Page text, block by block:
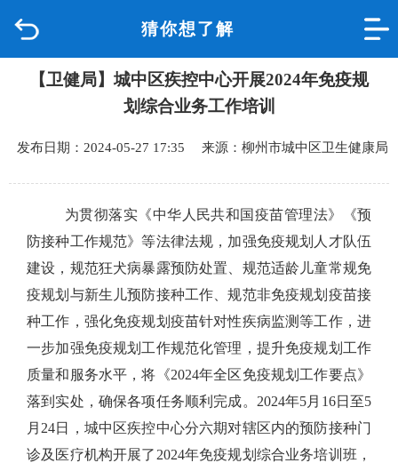
猜你想了解
品质城中
政府信息公开
互动回应
数据专题
【卫健局】城中区疾控中心开展2024年免疫规
划综合业务工作培训
发布日期：2024-05-27 17:35 来源：柳州市城中区卫生健康局
为贯彻落实《中华人民共和国疫苗管理法》《预
防接种工作规范》等法律法规，加强免疫规划人才队伍
建设，规范狂犬病暴露预防处置、规范适龄儿童常规免
疫规划与新生儿预防接种工作、规范非免疫规划疫苗接
种工作， 强化免疫规划疫苗针对性疾病监测等工作，进
一步加强免疫规划工作规范化管理，提升免疫规划工作
质量和服务水平 ，将 《2024年全区免疫规划工作要点》
落到实处， 确保各项任务顺利完成。 2024年5月16日至5
月24日，城中区疾控中心分六期对辖区内的预防接种门
诊及医疗机构开展了2024年免疫规划综合业务培训班，